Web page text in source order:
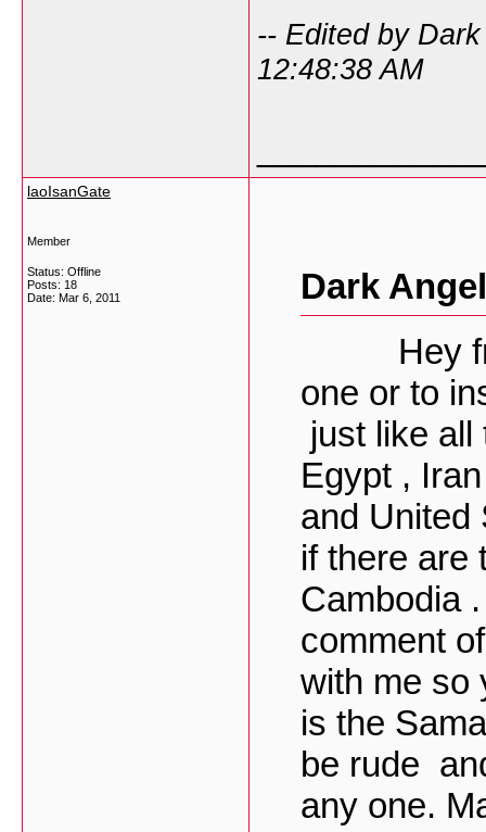
-- Edited by
12:48:38 AM
laoIsanGate
Member
Status: Offline
Posts: 18
Date: Mar 6, 2011
Dark
Hey
one or to
just like all
Egypt ,
and United
if there are
Cambodia
comment
with me so
is the
be rude
any one.